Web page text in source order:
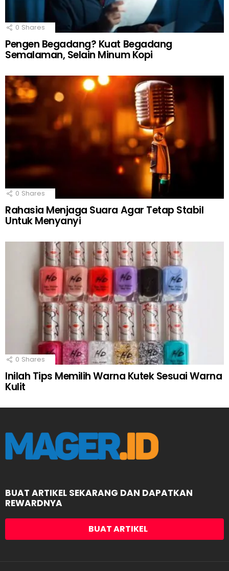
0 Shares
Pengen Begadang? Kuat Begadang
Semalaman, Selain Minum Kopi
0 Shares
Rahasia Menjaga Suara Agar Tetap Stabil
Untuk Menyanyi
0 Shares
Inilah Tips Memilih Warna Kutek Sesuai Warna
Kulit
BUAT ARTIKEL SEKARANG DAN DAPATKAN
REWARDNYA
BUAT ARTIKEL